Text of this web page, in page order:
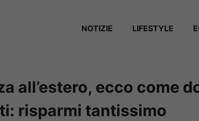
NOTIZIE LIFESTYLE
all’estero, ecco come
risparmi tantissimo